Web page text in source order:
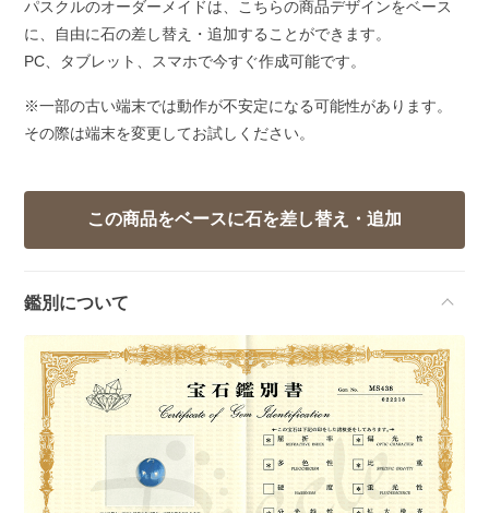
パスクルのオーダーメイドは、こちらの商品デザインをベース
に、自由に石の差し替え・追加することができます。
PC、タブレット、スマホで今すぐ作成可能です。
※一部の古い端末では動作が不安定になる可能性があります。
その際は端末を変更してお試しください。
鑑別について